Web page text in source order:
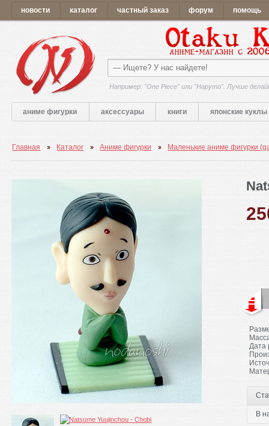
новости каталог частный заказ форум помощь
Например: "One Piece" или "Наруто". Лучше
аниме фигурки аксессуары книги японские куклы
Главная Каталог Аниме фигурки Маленькие аниме фигурки
Дата
В